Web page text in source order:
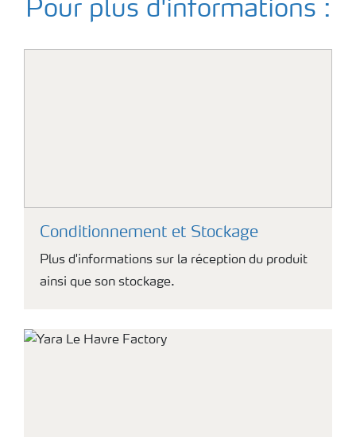
Pour plus d'informations :
Conditionnement et Stockage
Plus d'informations sur la réception du produit
ainsi que son stockage.